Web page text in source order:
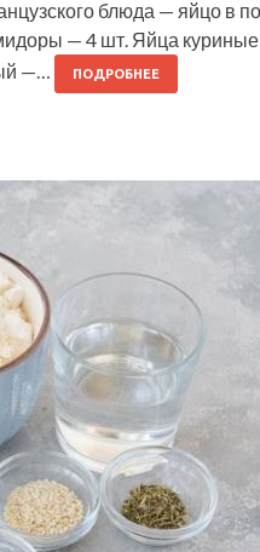
блюда — яйцо в
— 4 шт. Яйца
—…
ПОДРОБНЕЕ